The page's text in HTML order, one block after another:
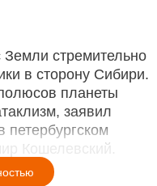
стремительно
в сторону Сибири.
планеты
заявил
Кошелевский.